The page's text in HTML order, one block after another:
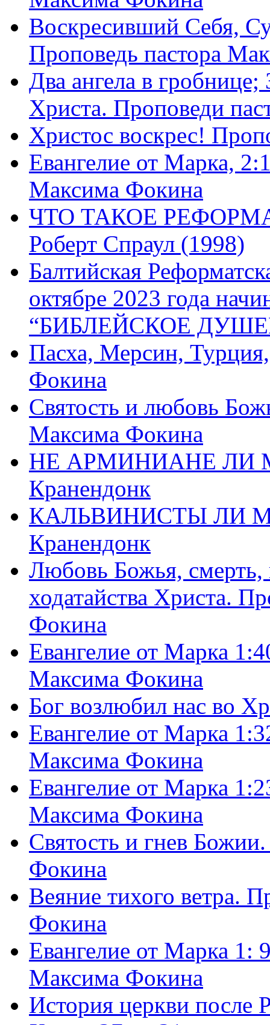
Воскресивший Себя,
Проповедь пастора
Два ангела в
Христа. Проповеди
Христос воскрес!
Евангелие от Марка,
Максима Фокина
ЧТО ТАКОЕ
Роберт Спраул (1998)
Балтийская
октябре 2023 года
“БИБЛЕЙСКОЕ
Пасха, Мерсин,
Фокина
Святость и любовь
Максима Фокина
НЕ АРМИНИАНЕ ЛИ
Кранендонк
КАЛЬВИНИСТЫ ЛИ
Кранендонк
Любовь Божья, смерть,
ходатайства Христа.
Фокина
Евангелие от Марка
Максима Фокина
Бог возлюбил нас во
Евангелие от Марка
Максима Фокина
Евангелие от Марка
Максима Фокина
Святость и гнев
Фокина
Веяние тихого ветра.
Фокина
Евангелие от Марка 1:
Максима Фокина
История церкви